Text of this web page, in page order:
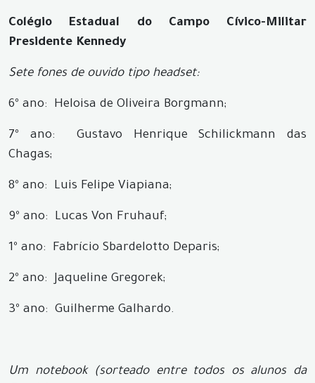
Colégio Estadual do Campo Cívico-Militar
Presidente Kennedy
Sete fones de ouvido tipo headset:
6º ano: Heloisa de Oliveira Borgmann;
7º ano: Gustavo Henrique Schilickmann das
Chagas;
8º ano: Luis Felipe Viapiana;
9º ano: Lucas Von Fruhauf;
1º ano: Fabrício Sbardelotto Deparis;
2º ano: Jaqueline Gregorek;
3º ano: Guilherme Galhardo.
Um notebook (sorteado entre todos os alunos da